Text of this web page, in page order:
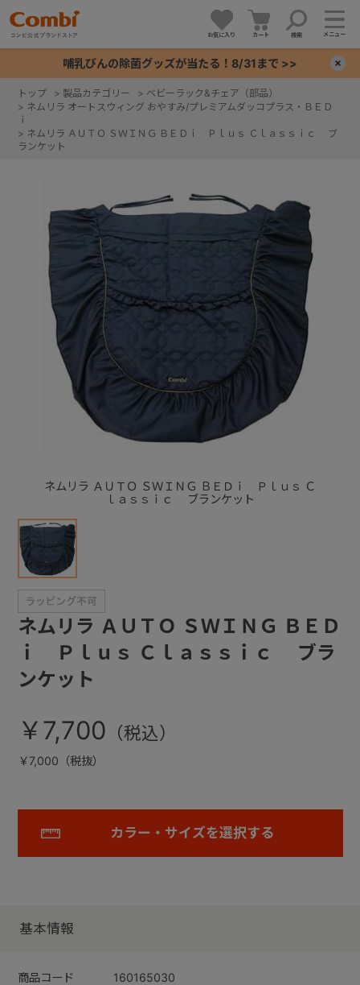
お気に入り カート 検索 メニュー
哺乳びんの除菌グッズが当たる！8/31まで >>
トップ > 製品カテゴリー > ベビーラック&チェア（部品）
> ネムリラ オートスウィング おやすみ/プレミアムダッコプラス・ＢＥＤ
ｉ
> ネムリラ ＡＵＴＯ ＳＷＩＮＧ ＢＥＤｉ Ｐｌｕｓ Ｃｌａｓｓｉｃ ブ
ランケット
ネムリラ ＡＵＴＯ ＳＷＩＮＧ ＢＥＤｉ Ｐｌｕｓ Ｃ
ｌａｓｓｉｃ ブランケット
ネムリラ ＡＵＴＯ ＳＷＩＮＧ ＢＥＤ
ｉ Ｐｌｕｓ Ｃｌａｓｓｉｃ ブラ
ンケット
￥7,700
￥7,000（税抜）
カラー・サイズを選択する
基本情報
商品コード 160165030